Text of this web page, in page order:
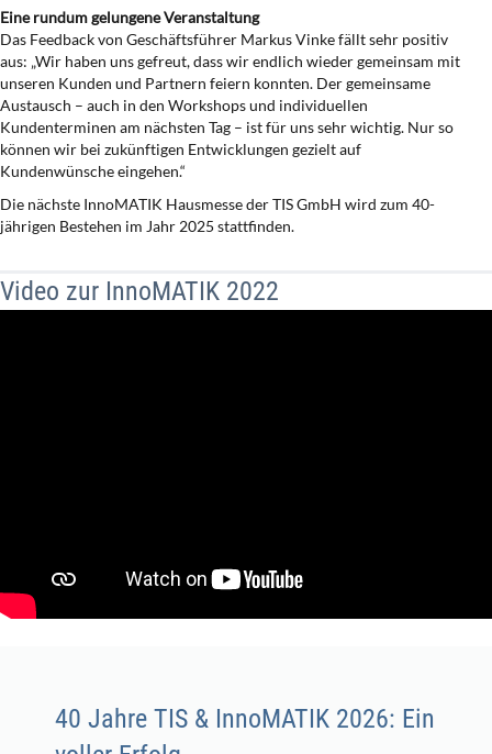
Eine rundum gelungene Veranstaltung
Das Feedback von Geschäftsführer Markus Vinke fällt sehr positiv
aus: „Wir haben uns gefreut, dass wir endlich wieder gemeinsam mit
unseren Kunden und Partnern feiern konnten. Der gemeinsame
Austausch – auch in den Workshops und individuellen
Kundenterminen am nächsten Tag – ist für uns sehr wichtig. Nur so
können wir bei zukünftigen Entwicklungen gezielt auf
Kundenwünsche eingehen.“
Die nächste InnoMATIK Hausmesse der TIS GmbH wird zum 40-
jährigen Bestehen im Jahr 2025 stattfinden.
Video zur InnoMATIK 2022
40 Jahre TIS & InnoMATIK 2026: Ein